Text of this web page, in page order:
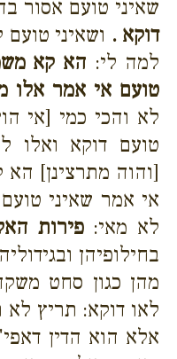
שאיני טועם אסור
דוקא . ושאיני
למה לי: הא קא
טועם אי אמר אלו
לא והכי כמי [אי
טועם דוקא ואלו
[והוה מתרצינן]
אי אמר שאיני
לא מאי:פירות
בחילופיהן
מהן כגון סחט
לאו דוקא: תריץ
אלא הוא הדין